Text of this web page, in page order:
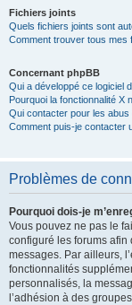
Fichiers joints
Quels fichiers joints sont
Comment trouver tous mes
Concernant phpBB
Qui a développé ce logiciel
Pourquoi la fonctionnalité X
Qui contacter pour les
Comment puis-je contacter
Problèmes de
Pourquoi dois-je
Vous pouvez ne pas le
configuré les forums afin
messages. Par ailleurs,
fonctionnalités
personnalisés, la
l’adhésion à des